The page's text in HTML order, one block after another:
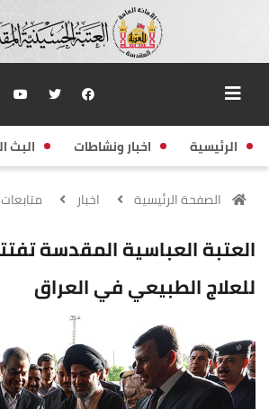
الرئيسية اخبار ونشاطات البث
الصفحة الرئيسية اخبار متابعات
العتبة العباسية المقدسة
للعلاج الطبيعي في العراق